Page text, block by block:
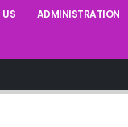
ADMINISTRATION